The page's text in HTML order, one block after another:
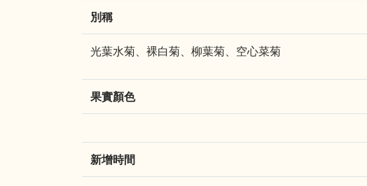
別稱
光葉水菊、裸白菊、柳葉菊、空心菜菊
果實顏色
新增時間